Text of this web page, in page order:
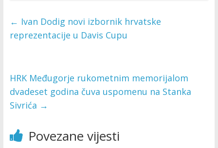
← Ivan Dodig novi izbornik hrvatske
reprezentacije u Davis Cupu
HRK Međugorje rukometnim memorijalom
dvadeset godina čuva uspomenu na Stanka
Sivrića →
Povezane vijesti